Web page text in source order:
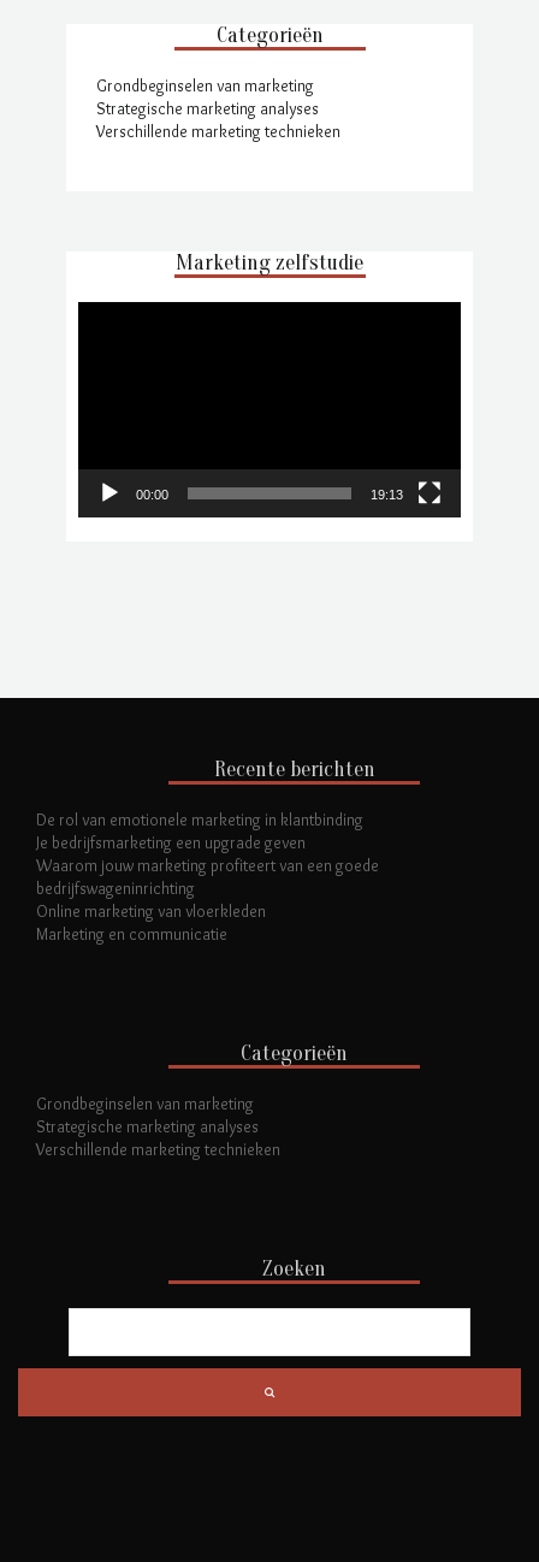
Categorieën
Grondbeginselen van marketing
Strategische marketing analyses
Verschillende marketing technieken
Marketing zelfstudie
00:00 19:13
Recente berichten
De rol van emotionele marketing in klantbinding
Je bedrijfsmarketing een upgrade geven
Waarom jouw marketing profiteert van een goede
bedrijfswageninrichting
Online marketing van vloerkleden
Marketing en communicatie
Categorieën
Grondbeginselen van marketing
Strategische marketing analyses
Verschillende marketing technieken
Zoeken